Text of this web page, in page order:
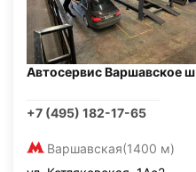
Автосервис Варшавское ш
+7 (495) 182-17-65
Варшавская(1400 м)